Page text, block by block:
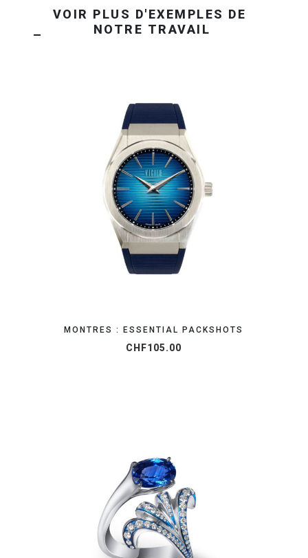
OBTENEZ VOTRE DEVIS EN 24H
MONTRES : ESSENTIAL PACKSHOTS
CHF105.00
OBTENEZ VOTRE DEVIS EN 24H